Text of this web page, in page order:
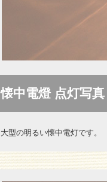
懐中電燈 点灯写真
大型の明るい懐中電灯です。